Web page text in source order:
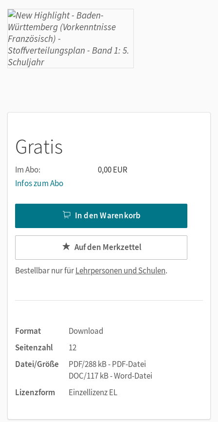
Gratis
Im Abo:
0,00 EUR
Infos zum Abo
In den Warenkorb
Auf den Merkzettel
Bestellbar nur fürLehrpersonen und Schulen.
Format
Download
Seitenzahl
12
Datei/Größe
PDF/288 kB - PDF-Datei
DOC/117 kB - Word-Datei
Lizenzform
Einzellizenz EL